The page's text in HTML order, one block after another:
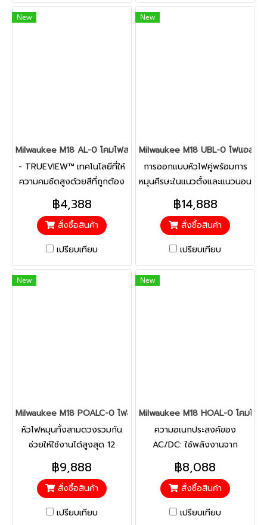
New
Milwaukee M18 AL-0 โคมไฟสนาม 18 โวลต์ (เครื่องเปล่า)
- TRUEVIEW™ เทคโนโลยีที่ให้
ความคมชัดสูงด้วยสีที่ถูกต้อง
แท้จริง ลำแสงสม่ำเสมอและเป็น
ธรรมชาติ - สว่างกว่าหลอดไฟ
ฮาโลเจนขนาด 250 วัตต์ถึง
10 ชั่วโมง
฿4,388
สั่งซื้อสินค้า
เปรียบเทียบ
New
Milwaukee M18 UBL-0 ไฟแอลอี
การออกแบบหัวไฟคู่พร้อมการ
หมุนศีรษะในแนวตั้งและแนวนอน
180° สามารถหมุนหัวแยกกันได้
฿14,888
สั่งซื้อสินค้า
เปรียบเทียบ
New
Milwaukee M18 POALC-0 ไฟสนาม PACKOUT 18 โวลต์ (เครื่องเปล่
หัวไฟหมุนทั้งสามดวงรวมกัน
ช่วยให้ใช้งานได้สูงสุด 12
ชั่วโมงด้วย ชุดแบตเตอรี่ M18™
REDLITHIUM™ 5.0 Ah
฿9,888
สั่งซื้อสินค้า
เปรียบเทียบ
New
Milwaukee M18 HOAL-0 โคมไฟ
ความอเนกประสงค์ของ
AC/DC: ใช้พลังงานจาก
แบตเตอรี่ MILWAUKEE®
M18™หรือแหล่งจ่ายไฟหลัก
฿8,088
สั่งซื้อสินค้า
เปรียบเทียบ